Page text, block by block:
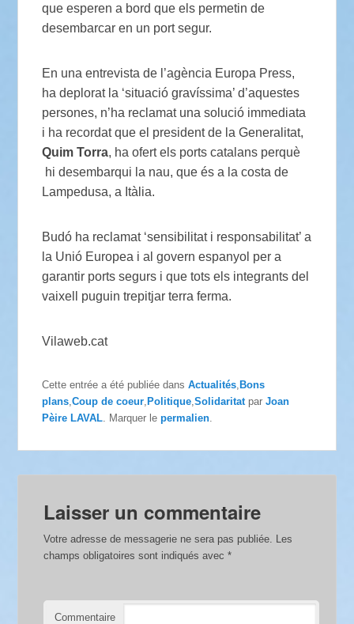
que esperen a bord que els permetin de
desembarcar en un port segur.
En una entrevista de l’agència Europa Press,
ha deplorat la ‘situació gravíssima’ d’aquestes
persones, n’ha reclamat una solució immediata
i ha recordat que el president de la Generalitat,
Quim Torra, ha ofert els ports catalans perquè
hi desembarqui la nau, que és a la costa de
Lampedusa, a Itàlia.
Budó ha reclamat ‘sensibilitat i responsabilitat’ a
la Unió Europea i al govern espanyol per a
garantir ports segurs i que tots els integrants del
vaixell puguin trepitjar terra ferma.
Vilaweb.cat
Cette entrée a été publiée dansActualités Bons
plans ,Coup de coeur Politique ,Solidaritat parJoan
Pèire LAVAL . Marquer lepermalien
Laisser un commentaire
Votre adresse de messagerie ne sera pas publiée.
Les
champs obligatoires sont indiqués avec*
Commentaire